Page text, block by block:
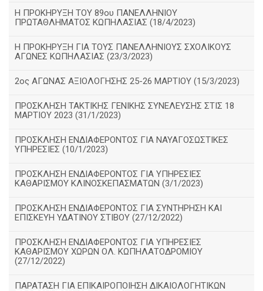
Η ΠΡΟΚΗΡΥΞΗ ΤΟΥ 89ου ΠΑΝΕΛΛΗΝΙΟΥ
ΠΡΩΤΑΘΛΗΜΑΤΟΣ ΚΩΠΗΛΑΣΙΑΣ (18/4/2023)
Η ΠΡΟΚΗΡΥΞΗ ΓΙΑ ΤΟΥΣ ΠΑΝΕΛΛΗΝΙΟΥΣ ΣΧΟΛΙΚΟΥΣ
ΑΓΩΝΕΣ ΚΩΠΗΛΑΣΙΑΣ (23/3/2023)
2ος ΑΓΩΝΑΣ ΑΞΙΟΛΟΓΗΣΗΣ 25-26 ΜΑΡΤΙΟΥ (15/3/2023)
ΠΡΟΣΚΛΗΣΗ ΤΑΚΤΙΚΗΣ ΓΕΝΙΚΗΣ ΣΥΝΕΛΕΥΣΗΣ ΣΤΙΣ 18
ΜΑΡΤΙΟΥ 2023 (31/1/2023)
ΠΡΟΣΚΛΗΣΗ ΕΝΔΙΑΦΕΡΟΝΤΟΣ ΓΙΑ ΝΑΥΑΓΟΣΩΣΤΙΚΕΣ
ΥΠΗΡΕΣΙΕΣ (10/1/2023)
ΠΡΟΣΚΛΗΣΗ ΕΝΔΙΑΦΕΡΟΝΤΟΣ ΓΙΑ ΥΠΗΡΕΣΙΕΣ
ΚΑΘΑΡΙΣΜΟΥ ΚΛΙΝΟΣΚΕΠΑΣΜΑΤΩΝ (3/1/2023)
ΠΡΟΣΚΛΗΣΗ ΕΝΔΙΑΦΕΡΟΝΤΟΣ ΓΙΑ ΣΥΝΤΗΡΗΣΗ ΚΑΙ
ΕΠΙΣΚΕΥΗ ΥΔΑΤΙΝΟΥ ΣΤΙΒΟΥ (27/12/2022)
ΠΡΟΣΚΛΗΣΗ ΕΝΔΙΑΦΕΡΟΝΤΟΣ ΓΙΑ ΥΠΗΡΕΣΙΕΣ
ΚΑΘΑΡΙΣΜΟΥ ΧΩΡΩΝ ΟΛ. ΚΩΠΗΛΑΤΟΔΡΟΜΙΟΥ
(27/12/2022)
ΠΑΡΑΤΑΣΗ ΓΙΑ ΕΠΙΚΑΙΡΟΠΟΙΗΣΗ ΔΙΚΑΙΟΛΟΓΗΤΙΚΩΝ